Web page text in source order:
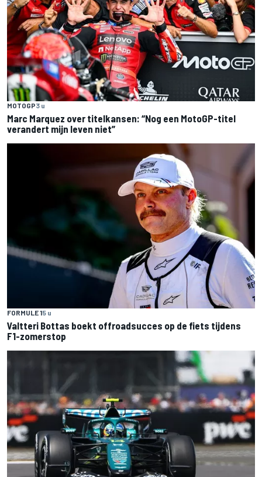
MOTOGP3 u
Marc Marquez over titelkansen: “Nog een MotoGP-titel
verandert mijn leven niet”
FORMULE 15 u
Valtteri Bottas boekt offroadsucces op de fiets tijdens
F1-zomerstop